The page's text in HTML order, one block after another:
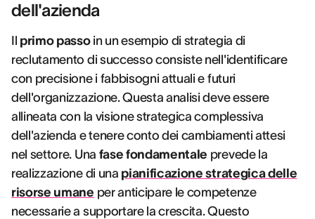
dell'azienda
Il primo passoin un esempio di strategia di
reclutamento di successo consiste nell'identificare
con precisione i fabbisogni attuali e futuri
dell'organizzazione. Questa analisi deve essere
allineata con la visione strategica complessiva
dell'azienda e tenere conto dei cambiamenti attesi
nel settore. Una fase fondamentale prevede la
realizzazione di una pianificazione strategica delle
risorse umane per anticipare le competenze
necessarie a supportare la crescita. Questo